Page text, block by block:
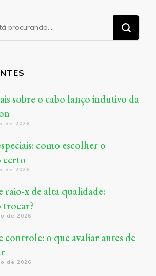
sobre o cabo lanço indutivo da
de 2026
como escolher o
certo
de 2026
raio-x de alta qualidade:
trocar?
de 2026
controle: o que avaliar antes de
de 2026